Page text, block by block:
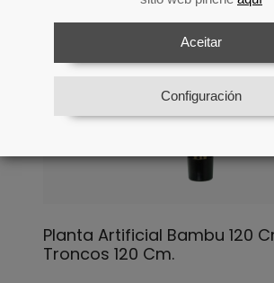
Aceitar
Configuración
Planta Artificial Bambu 120
Troncos 120 Cm.